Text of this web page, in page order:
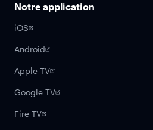
Notre application
iOS
Android
Apple TV
Google TV
Fire TV